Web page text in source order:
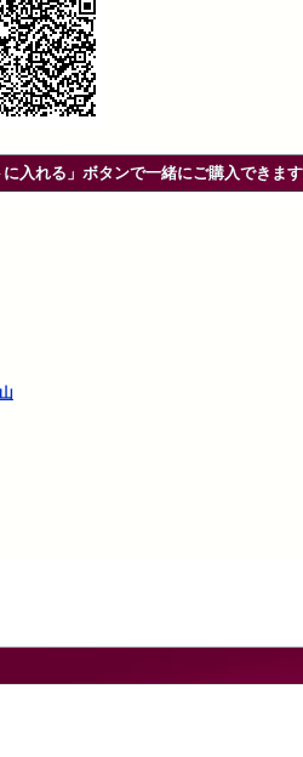
入れる」ボタンで一緒にご購入できます